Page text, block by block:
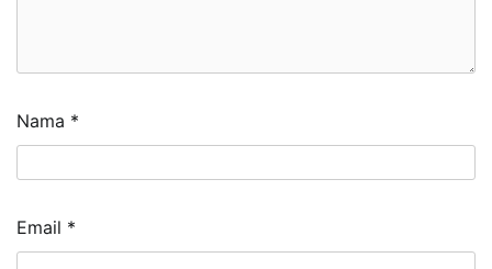
Nama *
Email *